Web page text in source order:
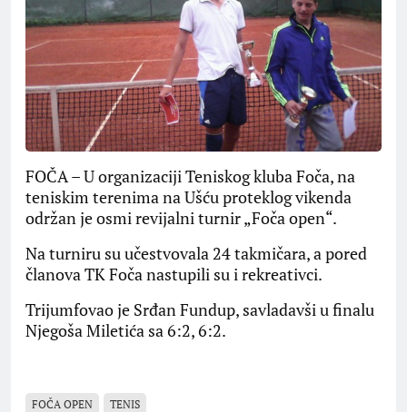
FOČA – U organizaciji Teniskog kluba Foča, na
teniskim terenima na Ušću proteklog vikenda
održan je osmi revijalni turnir „Foča open“.
Na turniru su učestvovala 24 takmičara, a pored
članova TK Foča nastupili su i rekreativci.
Trijumfovao je Srđan Fundup, savladavši u finalu
Njegoša Miletića sa 6:2, 6:2.
FOČA OPEN TENIS